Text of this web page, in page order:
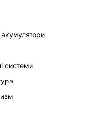
акумулятори
системи